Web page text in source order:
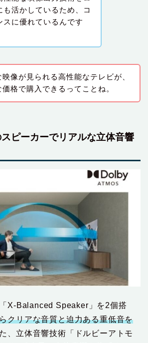
も活かしているため、コ
スに優れているんです
映像が見られる高性能なテレビが、
価格で購入できるってことね。
ピーカーでリアルな立体音響
X-Balanced Speaker」を2個搭
クリアな音質と迫力ある重低音を
、立体音響技術「ドルビーアトモ